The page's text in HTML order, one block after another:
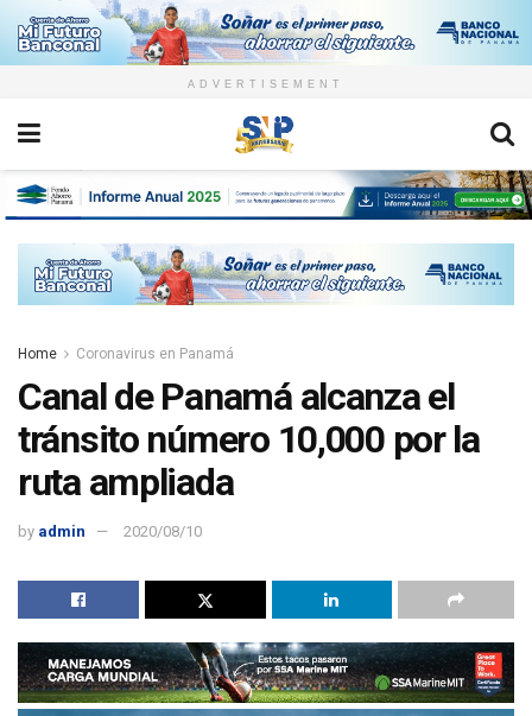
ADVERTISEMENT
Home Coronavirus en Panamá
Canal de Panamá alcanza el
tránsito número 10,000 por la
ruta ampliada
by admin 2020/08/10